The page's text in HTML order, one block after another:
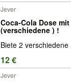
Jever
Coca-Cola Dose
(verschiedene ) !
Biete 2 verschiedene
12 €
Jever